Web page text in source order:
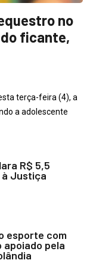
no
ficante,
terça-feira (4), a
a adolescente
R$ 5,5
à Justiça
esporte com
apoiado pela